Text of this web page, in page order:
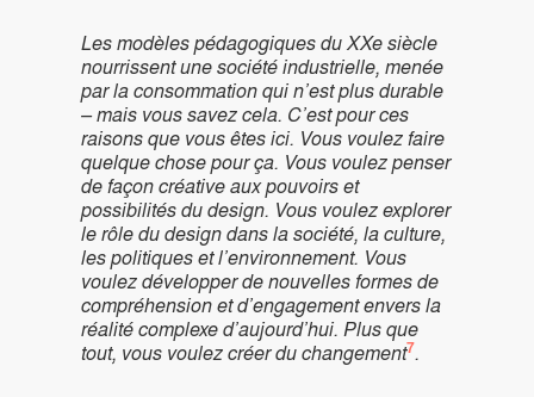
Les modèles pédagogiques du XXe siècle
nourrissent une société industrielle, menée
par la consommation qui n’est plus durable
– mais vous savez cela. C’est pour ces
raisons que vous êtes ici. Vous voulez faire
quelque chose pour ça. Vous voulez penser
de façon créative aux pouvoirs et
possibilités du design. Vous voulez explorer
le rôle du design dans la société, la culture,
les politiques et l’environnement. Vous
voulez développer de nouvelles formes de
compréhension et d’engagement envers la
réalité complexe d’aujourd’hui. Plus que
tout, vous voulez créer du changement7.